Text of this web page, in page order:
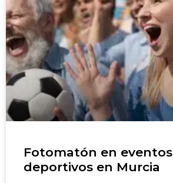
Fotomatón en eventos
deportivos en Murcia